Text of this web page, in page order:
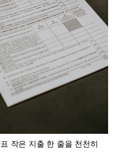
작은 지출 한 줄을 천천히